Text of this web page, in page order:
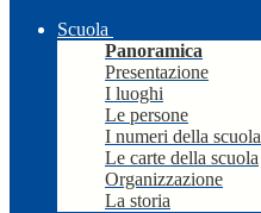
Scuola
Panoramica
Presentazione
I luoghi
Le persone
I numeri della scuola
Le carte della scuola
Organizzazione
La storia